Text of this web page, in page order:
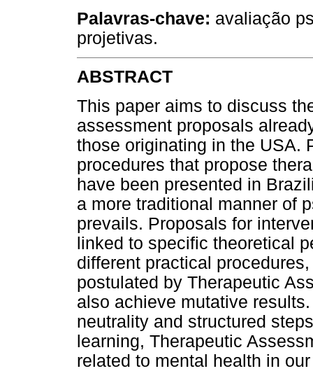
Palavras-chave: avaliação
projetivas.
ABSTRACT
This paper aims to discuss
assessment proposals
those originating in the USA.
procedures that propose
have been presented in
a more traditional manner of
prevails. Proposals for
linked to specific theoretical
different practical
postulated by Therapeutic
also achieve mutative
neutrality and structured
learning, Therapeutic
related to mental health in